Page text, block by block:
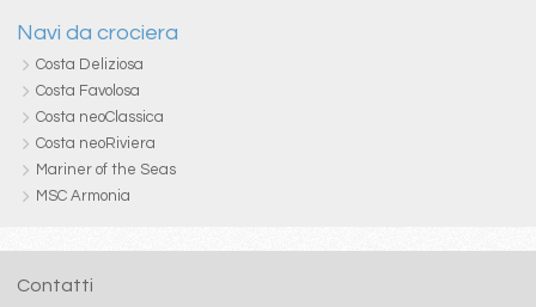
Navi da crociera
Costa Deliziosa
Costa Favolosa
Costa neoClassica
Costa neoRiviera
Mariner of the Seas
MSC Armonia
Contatti